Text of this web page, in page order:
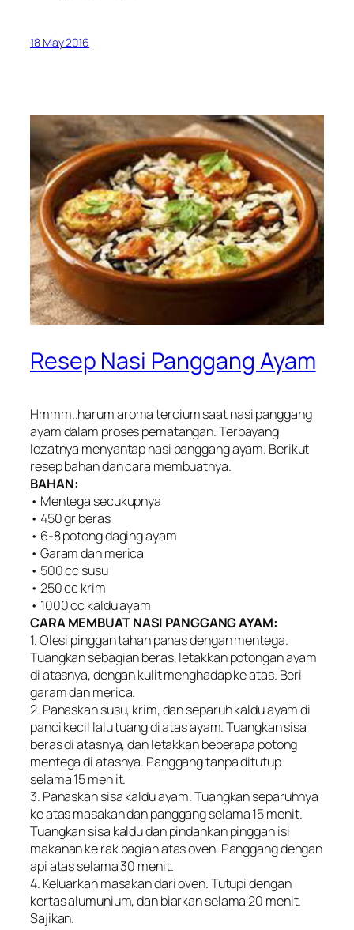
18 May 2016
Resep Nasi Panggang Ayam
Hmmm..harum aroma tercium saat nasi panggang
ayam dalam proses pematangan. Terbayang
lezatnya menyantap nasi panggang ayam. Berikut
resep bahan dan cara membuatnya.
BAHAN:
• Mentega secukupnya
• 450 gr beras
• 6-8 potong daging ayam
• Garam dan merica
• 500 cc susu
• 250 cc krim
• 1000 cc kaldu ayam
CARA MEMBUAT NASI PANGGANG AYAM:
1. Olesi pinggan tahan panas dengan mentega.
Tuangkan sebagian beras, letakkan potongan ayam
di atasnya, dengan kulit menghadap ke atas. Beri
garam dan merica.
2. Panaskan susu, krim, dan separuh kaldu ayam di
panci kecil lalu tuang di atas ayam. Tuangkan sisa
beras di atasnya, dan letakkan beberapa potong
mentega di atasnya. Panggang tanpa ditutup
selama 15 men it.
3. Panaskan sisa kaldu ayam. Tuangkan separuhnya
ke atas masakan dan panggang selama 15 menit.
Tuangkan sisa kaldu dan pindahkan pinggan isi
makanan ke rak bagian atas oven. Panggang dengan
api atas selama 30 menit.
4. Keluarkan masakan dari oven. Tutupi dengan
kertas alumunium, dan biarkan selama 20 menit.
Sajikan.